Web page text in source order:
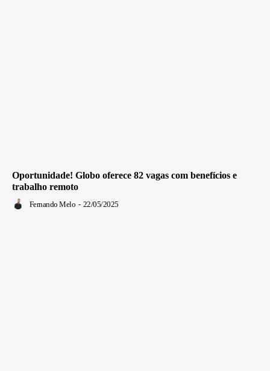
Oportunidade! Globo oferece 82 vagas com benefícios e
trabalho remoto
Fernando Melo - 22/05/2025